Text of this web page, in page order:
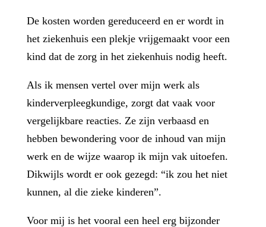
De kosten worden gereduceerd en er wordt in
het ziekenhuis een plekje vrijgemaakt voor een
kind dat de zorg in het ziekenhuis nodig heeft.
Als ik mensen vertel over mijn werk als
kinderverpleegkundige, zorgt dat vaak voor
vergelijkbare reacties. Ze zijn verbaasd en
hebben bewondering voor de inhoud van mijn
werk en de wijze waarop ik mijn vak uitoefen.
Dikwijls wordt er ook gezegd: “ik zou het niet
kunnen, al die zieke kinderen”.
Voor mij is het vooral een heel erg bijzonder